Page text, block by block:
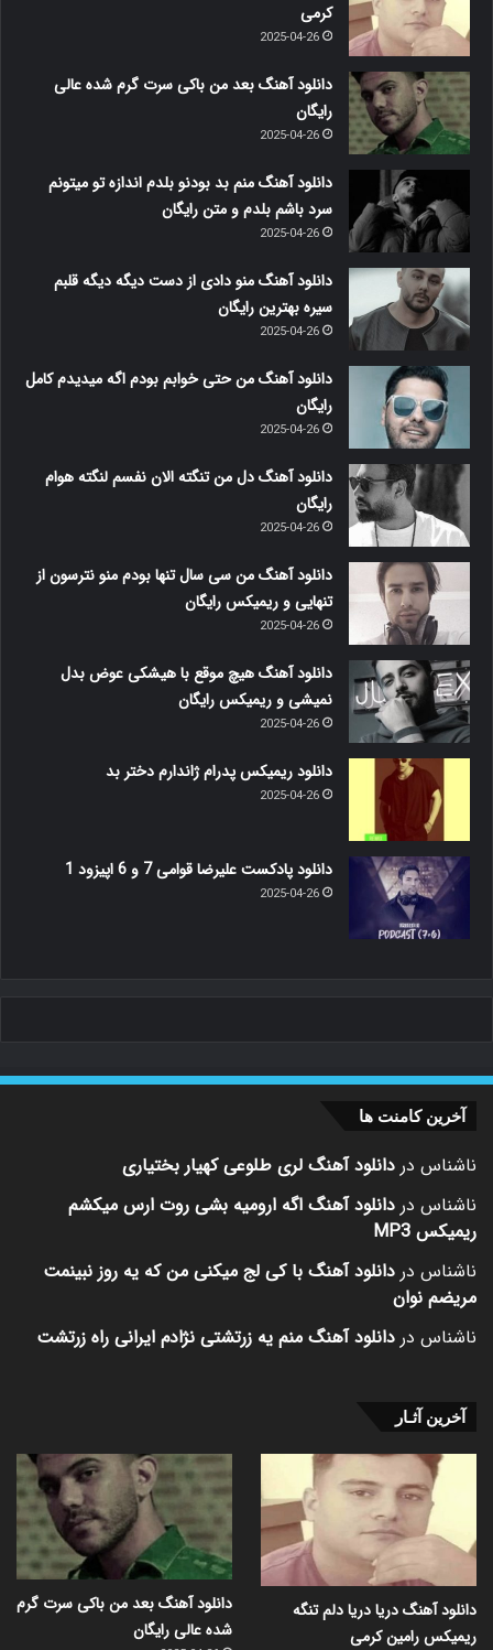
کرمی
2025-04-26
دانلود آهنگ بعد من باکی سرت گرم شده عالی
رایگان
2025-04-26
دانلود آهنگ منم بد بودنو بلدم اندازه تو میتونم
سرد باشم بلدم و متن رایگان
2025-04-26
دانلود آهنگ منو دادی از دست دیگه دیگه قلبم
سیره بهترین رایگان
2025-04-26
دانلود آهنگ من حتی خوابم بودم اگه میدیدم کامل
رایگان
2025-04-26
دانلود آهنگ دل من تنگته الان نفسم لنگته هوام
رایگان
2025-04-26
دانلود آهنگ من سی سال تنها بودم منو نترسون از
تنهایی و ریمیکس رایگان
2025-04-26
دانلود آهنگ هیچ موقع با هیشکی عوض بدل
نمیشی و ریمیکس رایگان
2025-04-26
دانلود ریمیکس پدرام ژاندارم دختر بد
2025-04-26
دانلود پادکست علیرضا قوامی 7 و 6 اپیزود 1
2025-04-26
آخرین کامنت ها
ناشناس در دانلود آهنگ لری طلوعی کهیار بختیاری
ناشناس در دانلود آهنگ اگه ارومیه بشی روت ارس میکشم
ریمیکس MP3
ناشناس در دانلود آهنگ با کی لج میکنی من که یه روز نبینمت
مریضم نوان
ناشناس در دانلود آهنگ منم یه زرتشتی نژادم ایرانی راه زرتشت
آخرین آثـار
دانلود آهنگ دریا دریا دلم تنگه
ریمیکس رامین کرمی
دانلود آهنگ بعد من باکی سرت گرم
شده عالی رایگان